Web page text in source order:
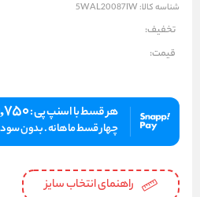
شناسه کالا: 5WAL20087IW
تخفیف:
قیمت:
هر قسط با اسنپ پی :
چهار قسط ماهانه . بدون
راهنمای انتخاب سایز